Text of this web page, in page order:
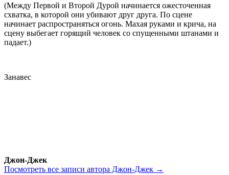
(Между Первой и Второй Дурой начинается ожесточенная
схватка, в которой они убивают друг друга. По сцене
начинает распространяться огонь. Махая руками и крича, на
сцену выбегает горящий человек со спущенными штанами и
падает.)
Занавес
Джон-Джек
Посмотреть все записи автора Джон-Джек →